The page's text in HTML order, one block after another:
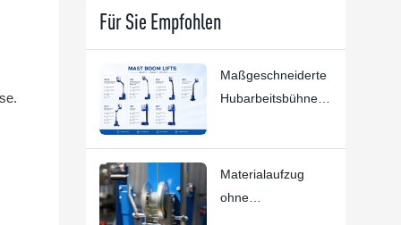
Für Sie Empfohlen
Maßgeschneiderte
Hubarbeitsbühnen |
Lösungen für
diverse Branchen
Materialaufzug
ohne